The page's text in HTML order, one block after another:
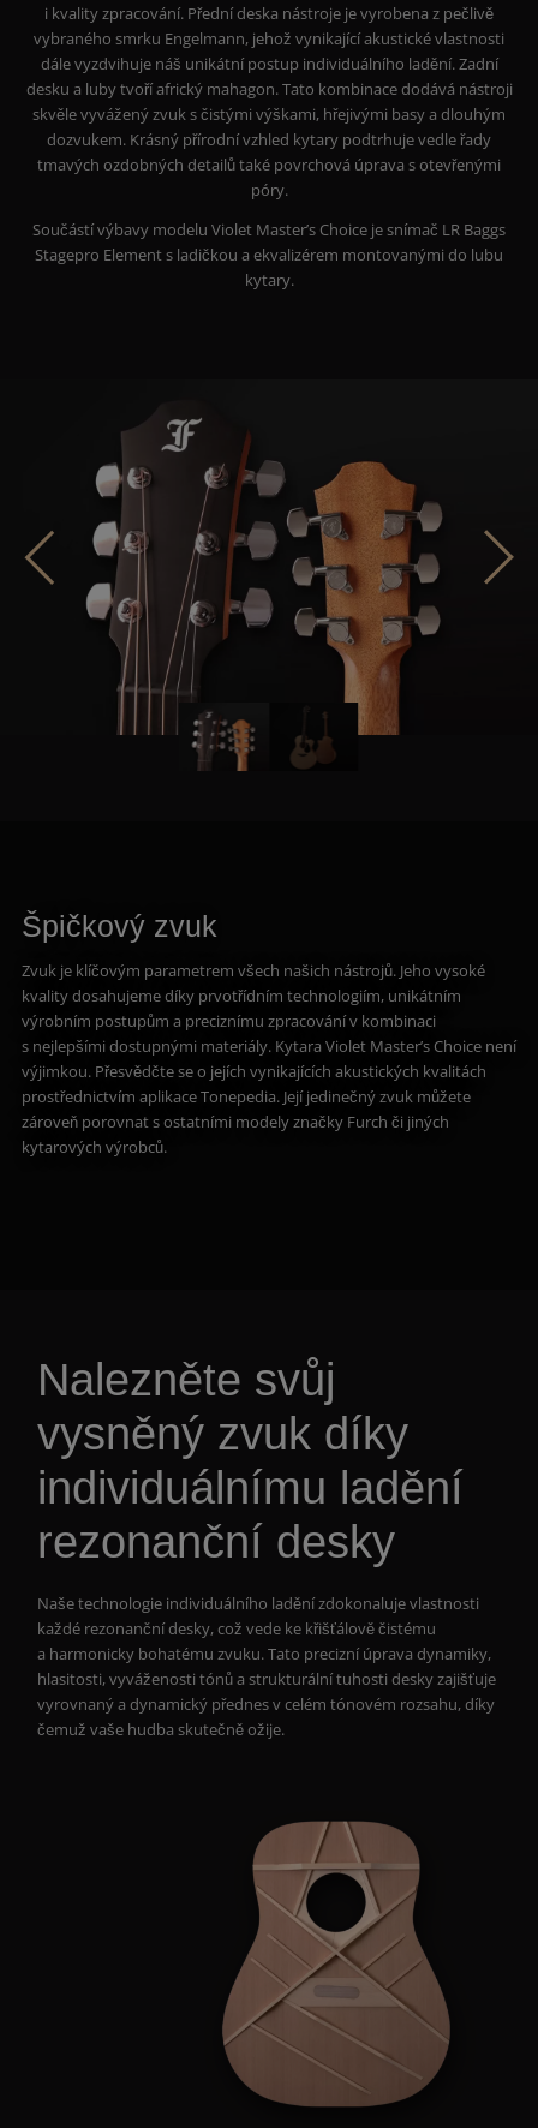
i kvality zpracování. Přední deska nástroje je vyrobena z pečlivě
vybraného smrku Engelmann, jehož vynikající akustické vlastnosti
dále vyzdvihuje náš unikátní postup individuálního ladění. Zadní
desku a luby tvoří africký mahagon.Tato kombinace dodává nástroji
skvěle vyvážený zvuk s čistými výškami, hřejivými basy a dlouhým
dozvukem. Krásný přírodní vzhled kytary podtrhuje vedle řady
tmavých ozdobných detailů také povrchová úprava s otevřenými
póry.
Součástí výbavy modelu Violet Master’s Choice je snímač LR Baggs
Stagepro Element s ladičkou a ekvalizérem montovanými do lubu
kytary.
Špičkový zvuk
Zvuk je klíčovým parametrem všech našich nástrojů. Jeho vysoké
kvality dosahujeme díky prvotřídním technologiím, unikátním
výrobním postupům a preciznímu zpracování v kombinaci
s nejlepšími dostupnými materiály. Kytara Violet Master’s Choice není
výjimkou. Přesvědčte se o jejích vynikajících akustických kvalitách
prostřednictvím aplikace Tonepedia. Její jedinečný zvuk můžete
zároveň porovnat s ostatními modely značky Furch či jiných
kytarových výrobců.
Nalezněte svůj
vysněný zvuk díky
individuálnímu ladění
rezonanční desky
Naše technologie individuálního ladění zdokonaluje vlastnosti
každé rezonanční desky, což vede ke křišťálově čistému
a harmonicky bohatému zvuku. Tato precizní úprava dynamiky,
hlasitosti, vyváženosti tónů a strukturální tuhosti desky zajišťuje
vyrovnaný a dynamický přednes v celém tónovém rozsahu, díky
čemuž vaše hudba skutečně ožije.